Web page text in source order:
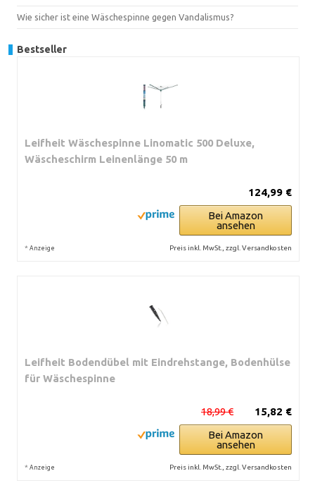
Wie sicher ist eine Wäschespinne gegen Vandalismus?
Bestseller
Leifheit Wäschespinne Linomatic 500 Deluxe,
Wäscheschirm Leinenlänge 50 m
124,99 €
Bei Amazon
ansehen
* Anzeige Preis inkl. MwSt., zzgl. Versandkosten
Leifheit Bodendübel mit Eindrehstange, Bodenhülse
für Wäschespinne
15,82 €
18,99 €
Bei Amazon
ansehen
* Anzeige Preis inkl. MwSt., zzgl. Versandkosten